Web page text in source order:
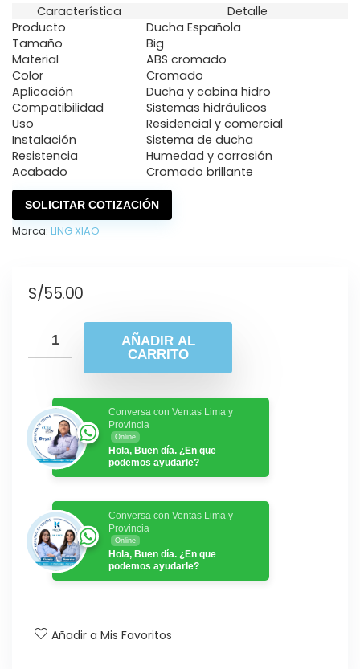
Característica
Detalle
Producto
Ducha Española
Tamaño
Big
Material
ABS cromado
Color
Cromado
Aplicación
Ducha y cabina hidro
Compatibilidad
Sistemas hidráulicos
Uso
Residencial y comercial
Instalación
Sistema de ducha
Resistencia
Humedad y corrosión
Acabado
Cromado brillante
SOLICITAR COTIZACIÓN
Marca: LING XIAO
S/55.00
AÑADIR AL
CARRITO
Conversa con Ventas Lima y
Provincia
Online
Hola, Buen día. ¿En que
podemos ayudarle?
Conversa con Ventas Lima y
Provincia
Online
Hola, Buen día. ¿En que
podemos ayudarle?
Añadir a Mis Favoritos